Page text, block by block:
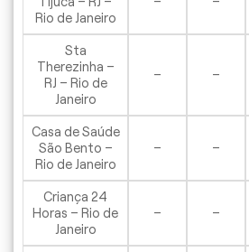
Rio de Janeiro
Sta
Therezinha –
RJ – Rio de
Janeiro
– –
Casa de Saúde
São Bento –
Rio de Janeiro
– –
Criança 24
Horas – Rio de
Janeiro
– –